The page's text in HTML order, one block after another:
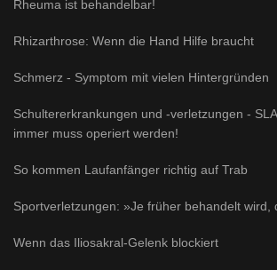
Rheuma ist behandelbar!
Rhizarthrose: Wenn die Hand Hilfe braucht
Schmerz - Symptom mit vielen Hintergründen
Schultererkrankungen und -verletzungen -
immer muss operiert werden!
So kommen Laufanfänger richtig auf Trab
Sportverletzungen: »Je früher behandelt wird,
Wenn das Iliosakral-Gelenk blockiert